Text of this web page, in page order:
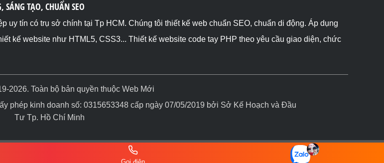
SÁNG TẠO, CHUẨN SEO
uy tín có trụ sở chính tại Tp HCM. Chúng tôi thiết kế web chuẩn SEO, chuẩn di động. Áp dụng
kế website như HTML5, CSS3... Thiết kế website code tay PHP theo yêu cầu giao diện, chức
2026. Toàn bộ bản quyền thuộc Web Mới
phép kinh doanh số: 0315653348 cấp ngày 07/05/2019 bởi Sở Kế Hoạch và Đầu
Tư Tp. Hồ Chí Minh